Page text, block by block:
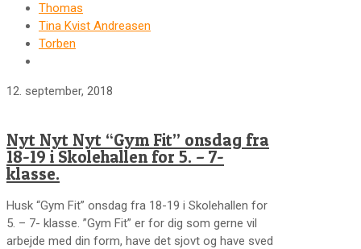
Thomas
Tina Kvist Andreasen
Torben
12. september, 2018
Nyt Nyt Nyt “Gym Fit” onsdag fra
18-19 i Skolehallen for 5. – 7-
klasse.
Husk “Gym Fit” onsdag fra 18-19 i Skolehallen for
5. – 7- klasse. ”Gym Fit” er for dig som gerne vil
arbejde med din form, have det sjovt og have sved